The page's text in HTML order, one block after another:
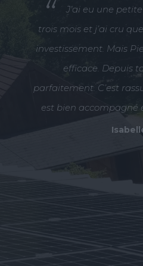
J’avais entendu
expériences avec
sérieux, donc
Heureusement,
du début à la fin :
cachés, installation
Aujourd’hui, mes